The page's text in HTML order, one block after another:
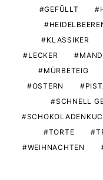
GEFÜLLT
KLASSIKER
LECKER
MÜRBETEIG
OSTERN
SCHNELL
TORTE
WEIHNACHTEN